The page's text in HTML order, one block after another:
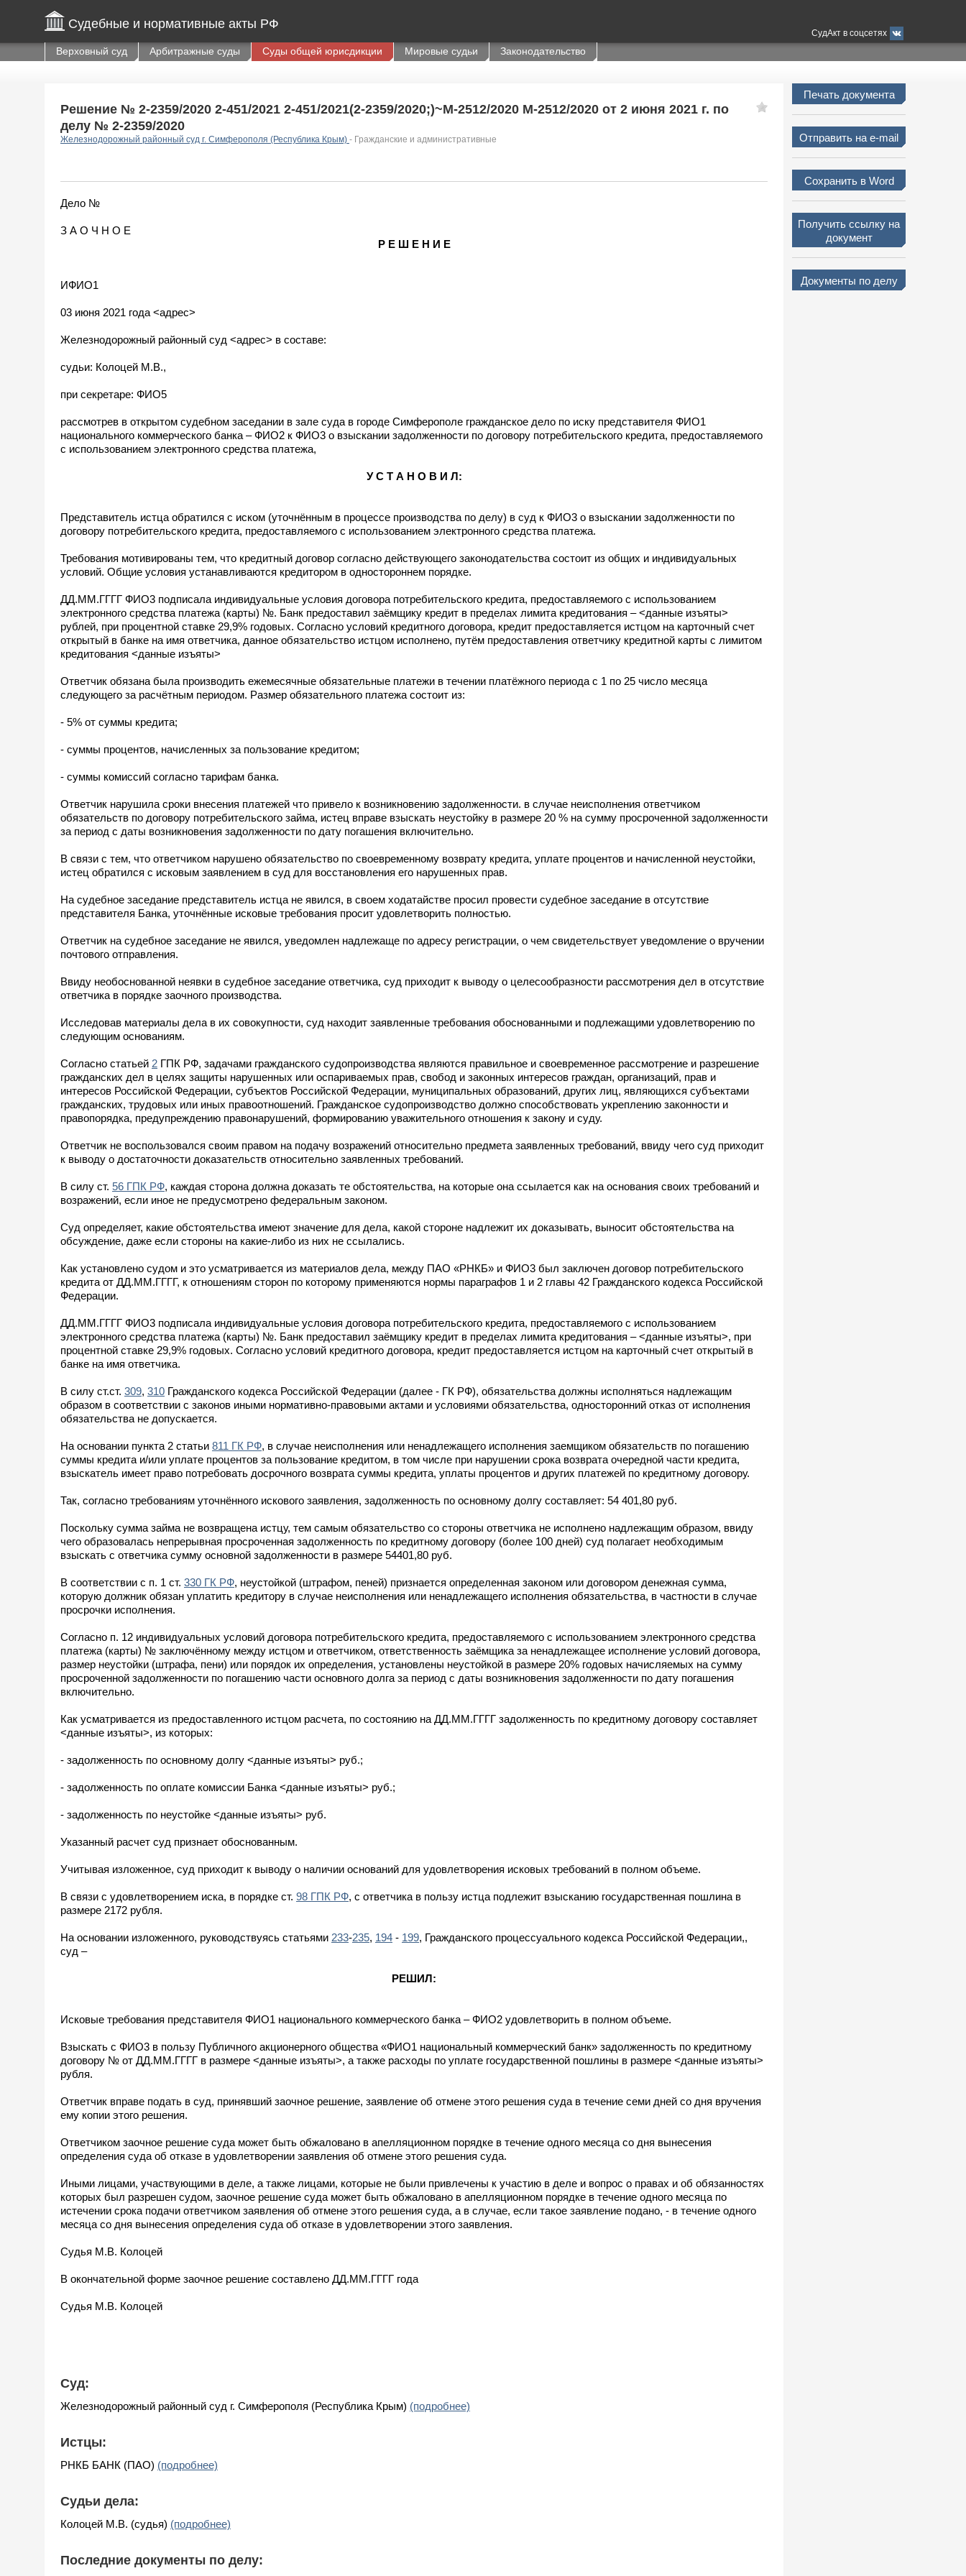
Судебные и нормативные акты РФ
СудАкт в соцсетях
Верховный суд Арбитражные суды Суды общей юрисдикции Мировые судьи Законодательство
Решение № 2-2359/2020 2-451/2021 2-451/2021(2-2359/2020;)~М-2512/2020 М-2512/2020 от 2 июня 2021 г. по
делу № 2-2359/2020
Железнодорожный районный суд г. Симферополя (Республика Крым) - Гражданские и административные
Дело №
З А О Ч Н О Е
Р Е Ш Е Н И Е
ИФИО1
03 июня 2021 года <адрес>
Железнодорожный районный суд <адрес> в составе:
судьи: Колоцей М.В.,
при секретаре: ФИО5
рассмотрев в открытом судебном заседании в зале суда в городе Симферополе гражданское дело по иску представителя ФИО1
национального коммерческого банка – ФИО2 к ФИО3 о взыскании задолженности по договору потребительского кредита, предоставляемого
с использованием электронного средства платежа,
У С Т А Н О В И Л:
Представитель истца обратился с иском (уточнённым в процессе производства по делу) в суд к ФИО3 о взыскании задолженности по
договору потребительского кредита, предоставляемого с использованием электронного средства платежа.
Требования мотивированы тем, что кредитный договор согласно действующего законодательства состоит из общих и индивидуальных
условий. Общие условия устанавливаются кредитором в одностороннем порядке.
ДД.ММ.ГГГГ ФИО3 подписала индивидуальные условия договора потребительского кредита, предоставляемого с использованием
электронного средства платежа (карты) №. Банк предоставил заёмщику кредит в пределах лимита кредитования – <данные изъяты>
рублей, при процентной ставке 29,9% годовых. Согласно условий кредитного договора, кредит предоставляется истцом на карточный счет
открытый в банке на имя ответчика, данное обязательство истцом исполнено, путём предоставления ответчику кредитной карты с лимитом
кредитования <данные изъяты>
Ответчик обязана была производить ежемесячные обязательные платежи в течении платёжного периода с 1 по 25 число месяца
следующего за расчётным периодом. Размер обязательного платежа состоит из:
- 5% от суммы кредита;
- суммы процентов, начисленных за пользование кредитом;
- суммы комиссий согласно тарифам банка.
Ответчик нарушила сроки внесения платежей что привело к возникновению задолженности. в случае неисполнения ответчиком
обязательств по договору потребительского займа, истец вправе взыскать неустойку в размере 20 % на сумму просроченной задолженности
за период с даты возникновения задолженности по дату погашения включительно.
В связи с тем, что ответчиком нарушено обязательство по своевременному возврату кредита, уплате процентов и начисленной неустойки,
истец обратился с исковым заявлением в суд для восстановления его нарушенных прав.
На судебное заседание представитель истца не явился, в своем ходатайстве просил провести судебное заседание в отсутствие
представителя Банка, уточнённые исковые требования просит удовлетворить полностью.
Ответчик на судебное заседание не явился, уведомлен надлежаще по адресу регистрации, о чем свидетельствует уведомление о вручении
почтового отправления.
Ввиду необоснованной неявки в судебное заседание ответчика, суд приходит к выводу о целесообразности рассмотрения дел в отсутствие
ответчика в порядке заочного производства.
Исследовав материалы дела в их совокупности, суд находит заявленные требования обоснованными и подлежащими удовлетворению по
следующим основаниям.
Согласно статьей 2 ГПК РФ, задачами гражданского судопроизводства являются правильное и своевременное рассмотрение и разрешение
гражданских дел в целях защиты нарушенных или оспариваемых прав, свобод и законных интересов граждан, организаций, прав и
интересов Российской Федерации, субъектов Российской Федерации, муниципальных образований, других лиц, являющихся субъектами
гражданских, трудовых или иных правоотношений. Гражданское судопроизводство должно способствовать укреплению законности и
правопорядка, предупреждению правонарушений, формированию уважительного отношения к закону и суду.
Ответчик не воспользовался своим правом на подачу возражений относительно предмета заявленных требований, ввиду чего суд приходит
к выводу о достаточности доказательств относительно заявленных требований.
В силу ст. 56 ГПК РФ, каждая сторона должна доказать те обстоятельства, на которые она ссылается как на основания своих требований и
возражений, если иное не предусмотрено федеральным законом.
Суд определяет, какие обстоятельства имеют значение для дела, какой стороне надлежит их доказывать, выносит обстоятельства на
обсуждение, даже если стороны на какие-либо из них не ссылались.
Как установлено судом и это усматривается из материалов дела, между ПАО «РНКБ» и ФИО3 был заключен договор потребительского
кредита от ДД.ММ.ГГГГ, к отношениям сторон по которому применяются нормы параграфов 1 и 2 главы 42 Гражданского кодекса Российской
Федерации.
ДД.ММ.ГГГГ ФИО3 подписала индивидуальные условия договора потребительского кредита, предоставляемого с использованием
электронного средства платежа (карты) №. Банк предоставил заёмщику кредит в пределах лимита кредитования – <данные изъяты>, при
процентной ставке 29,9% годовых. Согласно условий кредитного договора, кредит предоставляется истцом на карточный счет открытый в
банке на имя ответчика.
В силу ст.ст. 309, 310 Гражданского кодекса Российской Федерации (далее - ГК РФ), обязательства должны исполняться надлежащим
образом в соответствии с законов иными нормативно-правовыми актами и условиями обязательства, односторонний отказ от исполнения
обязательства не допускается.
На основании пункта 2 статьи 811 ГК РФ, в случае неисполнения или ненадлежащего исполнения заемщиком обязательств по погашению
суммы кредита и/или уплате процентов за пользование кредитом, в том числе при нарушении срока возврата очередной части кредита,
взыскатель имеет право потребовать досрочного возврата суммы кредита, уплаты процентов и других платежей по кредитному договору.
Так, согласно требованиям уточнённого искового заявления, задолженность по основному долгу составляет: 54 401,80 руб.
Поскольку сумма займа не возвращена истцу, тем самым обязательство со стороны ответчика не исполнено надлежащим образом, ввиду
чего образовалась непрерывная просроченная задолженность по кредитному договору (более 100 дней) суд полагает необходимым
взыскать с ответчика сумму основной задолженности в размере 54401,80 руб.
В соответствии с п. 1 ст. 330 ГК РФ, неустойкой (штрафом, пеней) признается определенная законом или договором денежная сумма,
которую должник обязан уплатить кредитору в случае неисполнения или ненадлежащего исполнения обязательства, в частности в случае
просрочки исполнения.
Согласно п. 12 индивидуальных условий договора потребительского кредита, предоставляемого с использованием электронного средства
платежа (карты) № заключённому между истцом и ответчиком, ответственность заёмщика за ненадлежащее исполнение условий договора,
размер неустойки (штрафа, пени) или порядок их определения, установлены неустойкой в размере 20% годовых начисляемых на сумму
просроченной задолженности по погашению части основного долга за период с даты возникновения задолженности по дату погашения
включительно.
Как усматривается из предоставленного истцом расчета, по состоянию на ДД.ММ.ГГГГ задолженность по кредитному договору составляет
<данные изъяты>, из которых:
- задолженность по основному долгу <данные изъяты> руб.;
- задолженность по оплате комиссии Банка <данные изъяты> руб.;
- задолженность по неустойке <данные изъяты> руб.
Указанный расчет суд признает обоснованным.
Учитывая изложенное, суд приходит к выводу о наличии оснований для удовлетворения исковых требований в полном объеме.
В связи с удовлетворением иска, в порядке ст. 98 ГПК РФ, с ответчика в пользу истца подлежит взысканию государственная пошлина в
размере 2172 рубля.
На основании изложенного, руководствуясь статьями 233-235, 194 - 199, Гражданского процессуального кодекса Российской Федерации,,
суд –
РЕШИЛ:
Исковые требования представителя ФИО1 национального коммерческого банка – ФИО2 удовлетворить в полном объеме.
Взыскать с ФИО3 в пользу Публичного акционерного общества «ФИО1 национальный коммерческий банк» задолженность по кредитному
договору № от ДД.ММ.ГГГГ в размере <данные изъяты>, а также расходы по уплате государственной пошлины в размере <данные изъяты>
рубля.
Ответчик вправе подать в суд, принявший заочное решение, заявление об отмене этого решения суда в течение семи дней со дня вручения
ему копии этого решения.
Ответчиком заочное решение суда может быть обжаловано в апелляционном порядке в течение одного месяца со дня вынесения
определения суда об отказе в удовлетворении заявления об отмене этого решения суда.
Иными лицами, участвующими в деле, а также лицами, которые не были привлечены к участию в деле и вопрос о правах и об обязанностях
которых был разрешен судом, заочное решение суда может быть обжаловано в апелляционном порядке в течение одного месяца по
истечении срока подачи ответчиком заявления об отмене этого решения суда, а в случае, если такое заявление подано, - в течение одного
месяца со дня вынесения определения суда об отказе в удовлетворении этого заявления.
Судья М.В. Колоцей
В окончательной форме заочное решение составлено ДД.ММ.ГГГГ года
Судья М.В. Колоцей
Суд:
Железнодорожный районный суд г. Симферополя (Республика Крым) (подробнее)
Истцы:
РНКБ БАНК (ПАО) (подробнее)
Судьи дела:
Колоцей М.В. (судья) (подробнее)
Последние документы по делу:
Печать документа
Отправить на e-mail
Сохранить в Word
Получить ссылку на
документ
Документы по делу